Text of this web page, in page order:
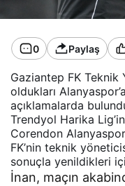
0 Paylaş
Gaziantep FK Teknik
oldukları
açıklamalarda
Trendyol Harika
Corendon
FK’nin teknik
sonuçla yenildikleri
İnan, maçın